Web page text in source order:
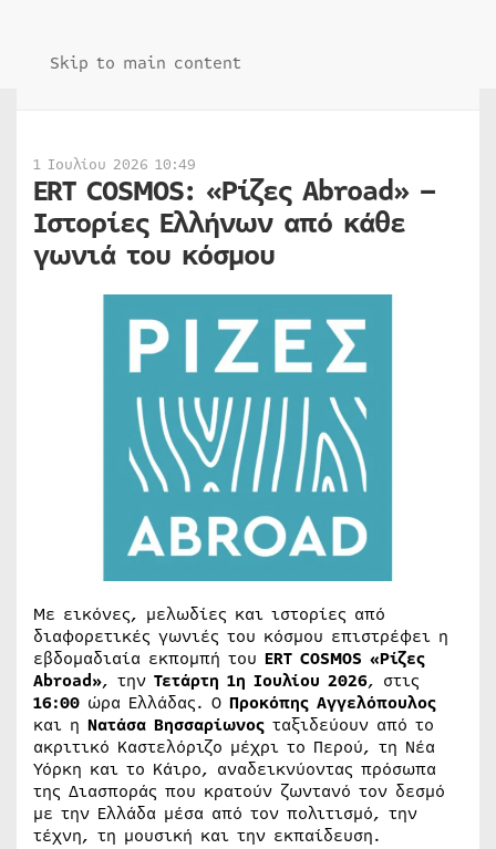
Skip to main content
1 Ιουλίου 2026 10:49
ERT COSMOS: «Ρίζες Abroad» –
Ιστορίες Ελλήνων από κάθε
γωνιά του κόσμου
Με εικόνες, μελωδίες και ιστορίες από
διαφορετικές γωνιές του κόσμου επιστρέφει η
εβδομαδιαία εκπομπή του ERT COSMOS «Ρίζες
Abroad», την Τετάρτη 1η Ιουλίου 2026, στις
16:00 ώρα Ελλάδας. Ο Προκόπης Αγγελόπουλος
και η Νατάσα Βησσαρίωνος ταξιδεύουν από το
ακριτικό Καστελόριζο μέχρι το Περού, τη Νέα
Υόρκη και το Κάιρο, αναδεικνύοντας πρόσωπα
της Διασποράς που κρατούν ζωντανό τον δεσμό
με την Ελλάδα μέσα από τον πολιτισμό, την
τέχνη, τη μουσική και την εκπαίδευση.